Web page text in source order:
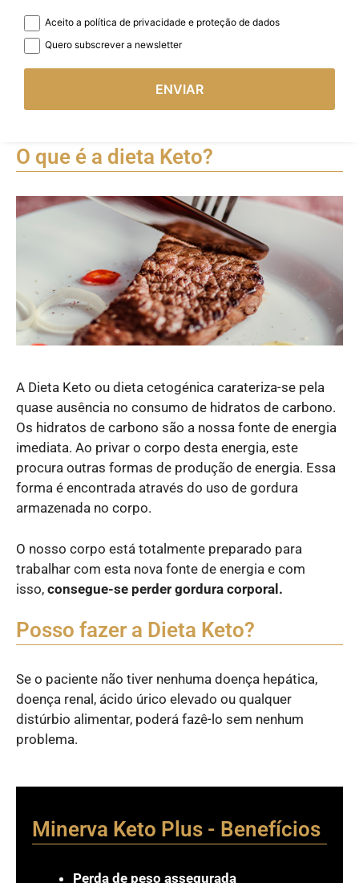
Aceito a política de privacidade e proteção de dados
Quero subscrever a newsletter
ENVIAR
O que é a dieta Keto?
A Dieta Keto ou dieta cetogénica carateriza-se pela
quase ausência no consumo de hidratos de carbono.
Os hidratos de carbono são a nossa fonte de energia
imediata. Ao privar o corpo desta energia, este
procura outras formas de produção de energia. Essa
forma é encontrada através do uso de gordura
armazenada no corpo.
O nosso corpo está totalmente preparado para
trabalhar com esta nova fonte de energia e com
isso, consegue-se perder gordura corporal.
Posso fazer a Dieta Keto?
Se o paciente não tiver nenhuma doença hepática,
doença renal, ácido úrico elevado ou qualquer
distúrbio alimentar, poderá fazê-lo sem nenhum
problema.
Minerva Keto Plus - Benefícios
Perda de peso assegurada